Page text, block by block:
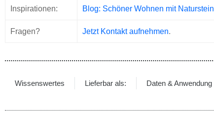
Inspirationen: Blog: Schöner Wohnen mit Naturstein
Fragen? Jetzt Kontakt aufnehmen.
Wissenswertes Lieferbar als: Daten & Anwendung